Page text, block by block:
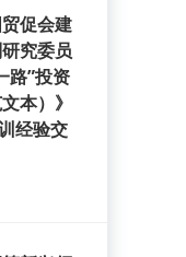
促会建
究委员
路”投资
本）》
经验交